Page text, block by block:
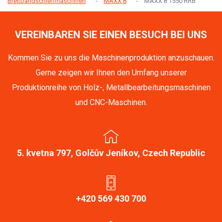
VEREINBAREN SIE EINEN BESUCH BEI UNS
Kommen Sie zu uns die Maschinenproduktion anzuschauen.
Gerne zeigen wir Ihnen den Umfang unserer
Produktionreihe von Holz-, Metallbearbeitungsmaschinen
und CNC-Maschinen.
5. kvetna 797, Golčův Jeníkov, Czech Republic
+420 569 430 700